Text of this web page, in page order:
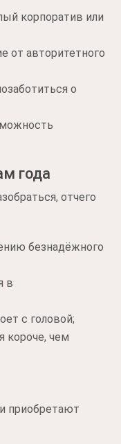
корпоратив или
от авторитетного
о
года
отчего
безнадёжного
в
с головой;
короче, чем
приобретают